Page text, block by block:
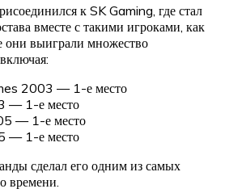
к SK Gaming, где стал
вместе с такими игроками, как
выиграли множество
2003 — 1-е место
— 1-е место
— 1-е место
— 1-е место
сделал его одним из самых
времени.